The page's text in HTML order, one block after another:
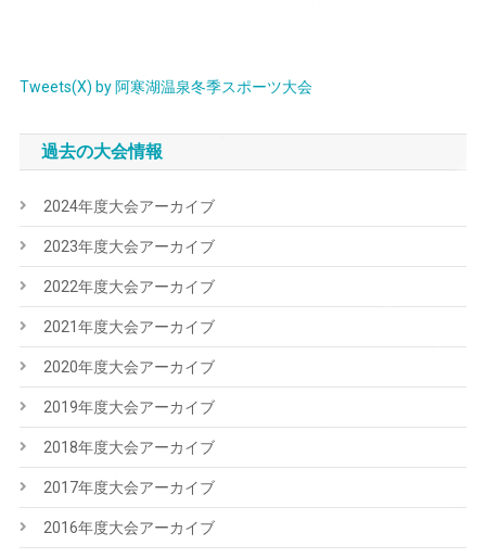
ン
Tweets(X) by 阿寒湖温泉冬季スポーツ大会
過去の大会情報
2024年度大会アーカイブ
2023年度大会アーカイブ
2022年度大会アーカイブ
2021年度大会アーカイブ
2020年度大会アーカイブ
2019年度大会アーカイブ
2018年度大会アーカイブ
2017年度大会アーカイブ
2016年度大会アーカイブ